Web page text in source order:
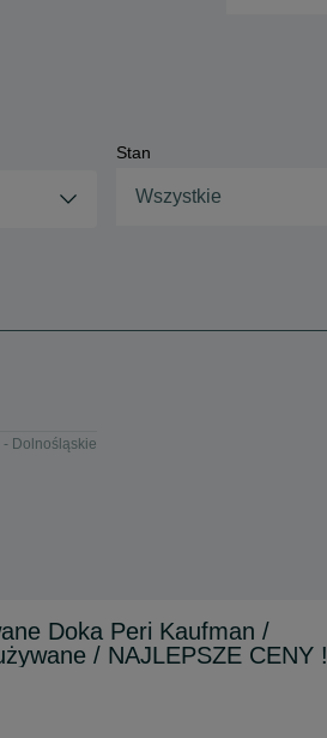
Stan
Wszystkie
- Dolnośląskie
Doka Peri Kaufman /
/ NAJLEPSZE CENY !